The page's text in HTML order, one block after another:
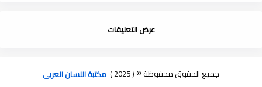
عرض التعليقات
جميع الحقوق محفوظة © ( 2025 ) مكتبة اللسان العربى